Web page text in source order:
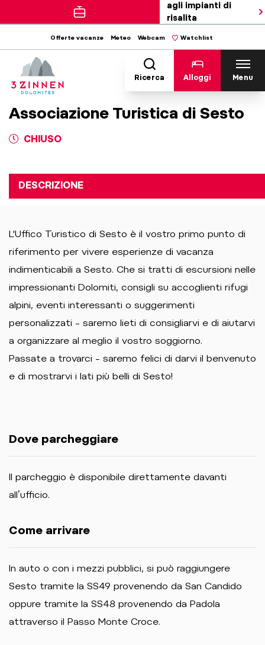
agli impianti di
risalita
Offerte vacanze Meteo Webcam Watchlist
Ricerca Alloggi Menu
Associazione Turistica di Sesto
CHIUSO
DESCRIZIONE
L'Uffico Turistico di Sesto è il vostro primo punto di
riferimento per vivere esperienze di vacanza
indimenticabili a Sesto. Che si tratti di escursioni nelle
impressionanti Dolomiti, consigli su accoglienti rifugi
alpini, eventi interessanti o suggerimenti
personalizzati – saremo lieti di consigliarvi e di aiutarvi
a organizzare al meglio il vostro soggiorno.
Passate a trovarci – saremo felici di darvi il benvenuto
e di mostrarvi i lati più belli di Sesto!
Dove parcheggiare
Il parcheggio è disponibile direttamente davanti
all’ufficio.
Come arrivare
In auto o con i mezzi pubblici, si può raggiungere
Sesto tramite la SS49 provenendo da San Candido
oppure tramite la SS48 provenendo da Padola
attraverso il Passo Monte Croce.